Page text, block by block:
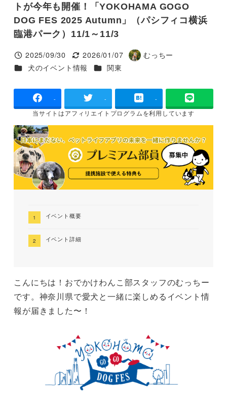
トが今年も開催！「YOKOHAMA GOGO
DOG FES 2025 Autumn」（パシフィコ横浜
臨港パーク）11/1～11/3
投稿日
2025/09/30
更新日
2026/01/07
著
むっちー
カテゴリー
犬のイベント情報 カテゴリー
関東
- - -
当サイトはアフィリエイトプログラムを利用しています
イベント概要
イベント詳細
こんにちは！おでかけわんこ部スタッフのむっちー
です。神奈川県で愛犬と一緒に楽しめるイベント情
報が届きました〜！